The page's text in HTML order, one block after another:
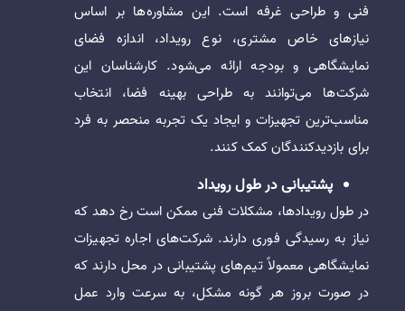
فنی و طراحی غرفه است. این مشاوره‌ها بر اساس
نیازهای خاص مشتری، نوع رویداد، اندازه فضای
نمایشگاهی و بودجه ارائه می‌شود. کارشناسان این
شرکت‌ها می‌توانند به طراحی بهینه فضا، انتخاب
مناسب‌ترین تجهیزات و ایجاد یک تجربه منحصر به فرد
برای بازدیدکنندگان کمک کنند.
پشتیبانی در طول رویداد
در طول رویدادها، مشکلات فنی ممکن است رخ دهد که
نیاز به رسیدگی فوری دارند. شرکت‌های اجاره تجهیزات
نمایشگاهی معمولاً تیم‌های پشتیبانی در محل دارند که
در صورت بروز هر گونه مشکل، به سرعت وارد عمل